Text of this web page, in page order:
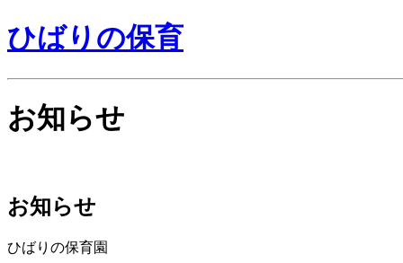
ひばりの保育
お知らせ
お知らせ
ひばりの保育園